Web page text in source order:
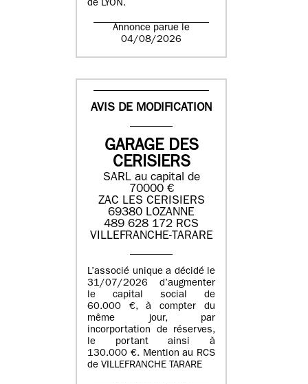
de LYON.
Annonce parue le
04/08/2026
AVIS DE MODIFICATION
GARAGE DES
CERISIERS
SARL au capital de
70000 €
ZAC LES CERISIERS
69380 LOZANNE
489 628 172 RCS
VILLEFRANCHE-TARARE
L’associé unique a décidé le
31/07/2026 d’augmenter
le capital social de
60.000 €, à compter du
même jour, par
incorportation de réserves,
le portant ainsi à
130.000 €. Mention au RCS
de VILLEFRANCHE TARARE